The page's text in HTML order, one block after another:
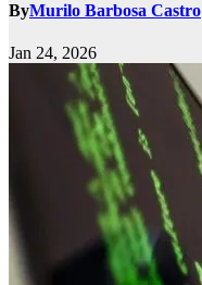
ByMurilo Barbosa Castro
Jan 24, 2026